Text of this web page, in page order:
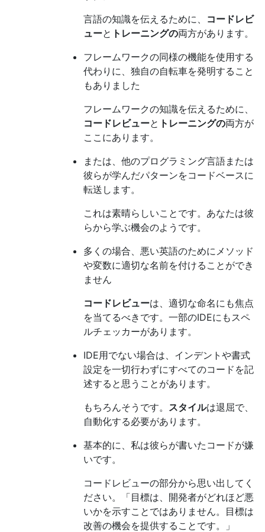
言語の知識を伝えるために、 コードレビ
ューと トレーニングの両方があります。
フレームワークの同様の機能を使用する
代わりに、独自の自転車を発明すること
もありました
フレームワークの知識を伝えるために、
コードレビューと トレーニングの両方が
ここにあります。
または、他のプログラミング言語または
彼らが学んだパターンをコードベースに
転送します。
これは素晴らしいことです。あなたは彼
らから学ぶ機会のようです。
多くの場合、悪い英語のためにメソッド
や変数に適切な名前を付けることができ
ません
コードレビューは、適切な命名にも焦点
を当てるべきです。一部のIDEにもスペ
ルチェッカーがあります。
IDE用でない場合は、インデントや書式
設定を一切行わずにすべてのコードを記
述すると思うことがあります。
もちろんそうです。 スタイルは退屈で、
自動化する必要があります。
基本的に、私は彼らが書いたコードが嫌
いです。
コードレビューの部分から思い出してく
ださい。「目標は、開発者がどれほど悪
いかを示すことではありません。目標は
改善の機会を提供することです。」